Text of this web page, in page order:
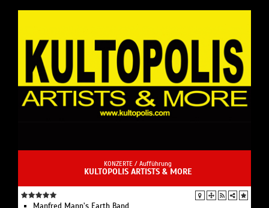
KONZERTE / Aufführung
KULTOPOLIS ARTISTS & MORE